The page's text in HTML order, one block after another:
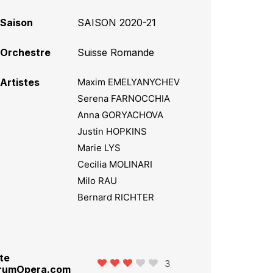
Saison SAISON 2020-21
Orchestre Suisse Romande
Artistes
Maxim EMELYANYCHEV
Serena FARNOCCHIA
Anna GORYACHOVA
Justin HOPKINS
Marie LYS
Cecilia MOLINARI
Milo RAU
Bernard RICHTER
3